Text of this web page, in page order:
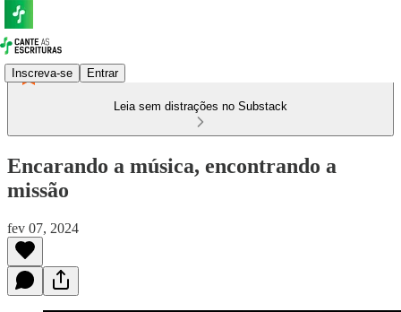
Inscreva-se Entrar
Leia sem distrações no Substack
Encarando a música, encontrando a
missão
fev 07, 2024